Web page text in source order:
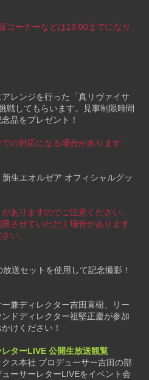
コーナーなどは19:00までになり
レンジを行った「真リヴァイサ
戦してもらいます。見事制限時間
品をプレゼント！
の対応になる場合があります。
生エオルゼア オフィシャルグッ
ありますのでご注意ください。
させていただく場合があります
い。
送セットを使用して記念撮影！
兼ディレクター吉田直樹、リー
ドディレクター祖堅正慶が参加
けください！
ターLIVE 公開生放送観覧
ス本社 プロデューサー吉田の部
ーサーレターLIVEをイベント会